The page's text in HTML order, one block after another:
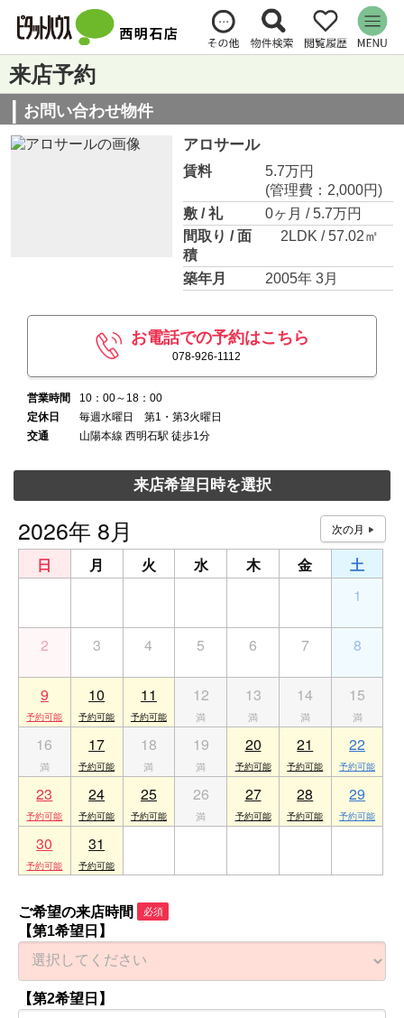
来店予約
お問い合わせ物件
アロサール
賃料
5.7万円
(管理費：2,000円)
敷 / 礼
0ヶ月 / 5.7万円
間取り / 面
積
2LDK / 57.02㎡
築年月 2005年 3月
お電話での予約はこちら
078-926-1112
営業時間
10：00～18：00
定休日
毎週水曜日 第1・第3火曜日
交通
山陽本線 西明石駅 徒歩1分
来店希望日時を選択
2026年 8月
日 月 火 水 木 金
土
1
2 3 4 5 6 7 8
9 10 11 12 13 14 15
16 17 18 19 20 21 22
23 24 25 26 27 28 29
30 31
ご希望の来店時間 必須
【第1希望日】
【第2希望日】